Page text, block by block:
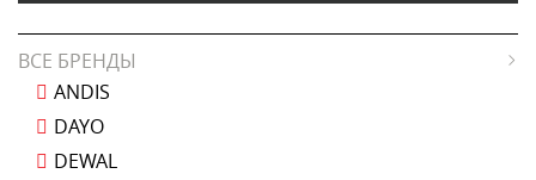
ВСЕ БРЕНДЫ
ANDIS
DAYO
DEWAL